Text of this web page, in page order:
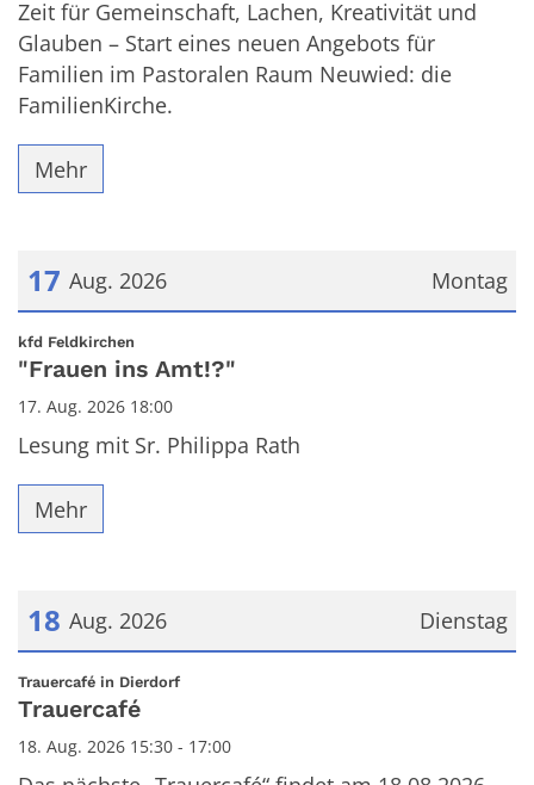
Zeit für Gemeinschaft, Lachen, Kreativität und
Glauben – Start eines neuen Angebots für
Familien im Pastoralen Raum Neuwied: die
FamilienKirche.
Mehr
Montag
17 Aug. 2026
Datum: 17. August 2026
kfd Feldkirchen
"Frauen ins Amt!?"
17. Aug. 2026 18:00
Lesung mit Sr. Philippa Rath
Mehr
Dienstag
18 Aug. 2026
Datum: 18. August 2026
Trauercafé in Dierdorf:
Trauercafé
18. Aug. 2026 15:30 - 17:00